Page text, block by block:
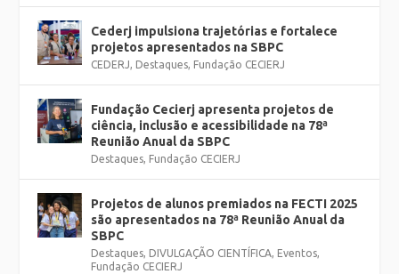
Cederj impulsiona trajetórias e fortalece
projetos apresentados na SBPC
CEDERJ, Destaques, Fundação CECIERJ
Fundação Cecierj apresenta projetos de
ciência, inclusão e acessibilidade na 78ª
Reunião Anual da SBPC
Destaques, Fundação CECIERJ
Projetos de alunos premiados na FECTI 2025
são apresentados na 78ª Reunião Anual da
SBPC
Destaques, DIVULGAÇÃO CIENTÍFICA, Eventos,
Fundação CECIERJ